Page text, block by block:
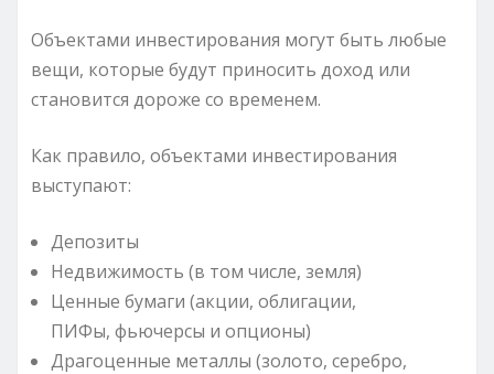
Объектами инвестирования могут быть любые
вещи, которые будут приносить доход или
становится дороже со временем.
Как правило, объектами инвестирования
выступают:
Депозиты
Недвижимость (в том числе, земля)
Ценные бумаги (акции, облигации,
ПИФы, фьючерсы и опционы)
Драгоценные металлы (золото, серебро,